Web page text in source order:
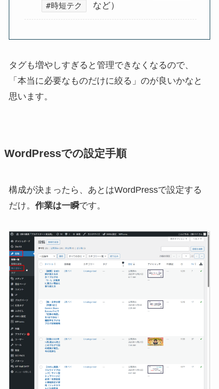
#時短テク
など）
タグも増やしすぎると管理できなくなるので、
「本当に必要なものだけに絞る」のが良いかなと
思います。
WordPressでの設定手順
構成が決まったら、あとはWordPressで設定する
だけ。 作業は一瞬です。